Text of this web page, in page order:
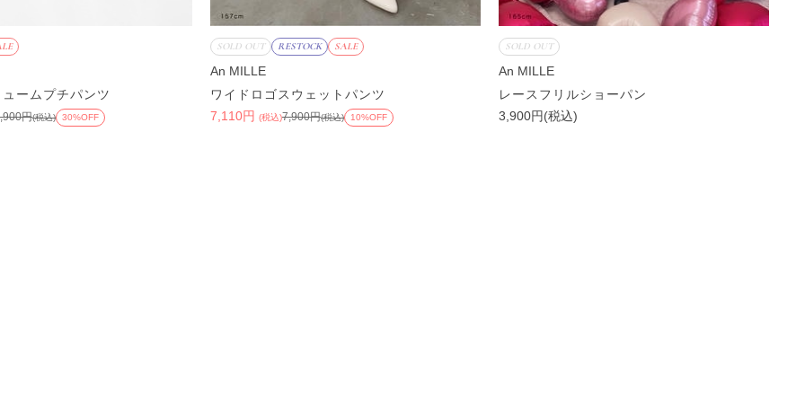
ームプチパンツ
円(税込) 30%OFF
SOLD OUT RESTOCK SALE
An MILLE
ワイドロゴスウェットパンツ
7,110円 (税込)7,900円(税込) 10%OFF
SOLD OUT
An MILLE
レースフリルショーパン
3,900円(税込)